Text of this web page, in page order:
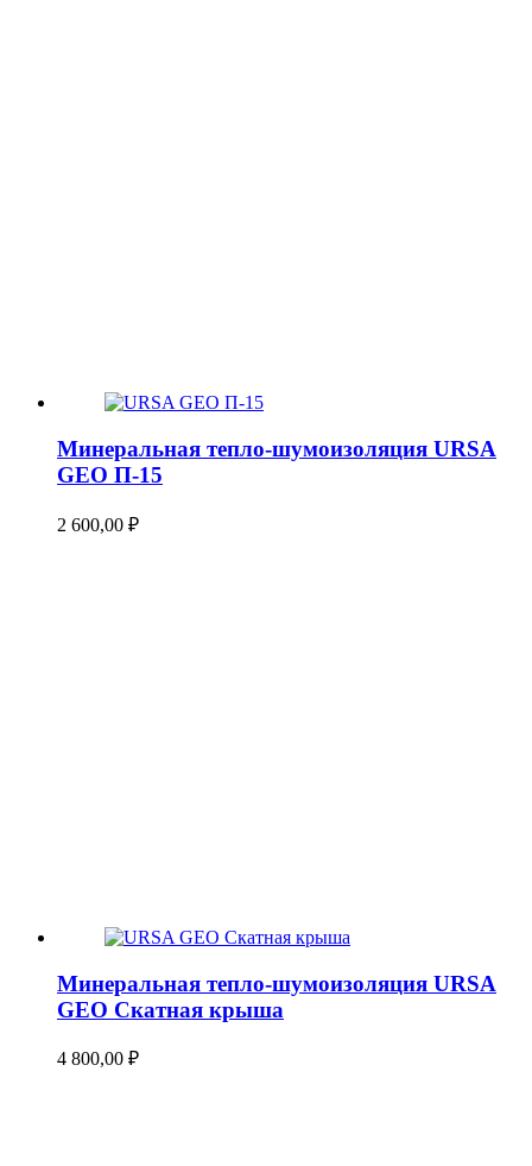
Минеральная тепло-шумоизоляция URSA
GEO П-15
2 600,00 ₽
Минеральная тепло-шумоизоляция URSA
GEO Скатная крыша
4 800,00 ₽